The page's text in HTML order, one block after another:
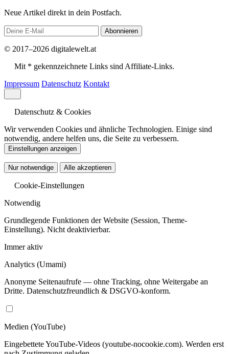
Neue Artikel direkt in dein Postfach.
Abonnieren
© 2017–2026 digitalewelt.at
Mit * gekennzeichnete Links sind Affiliate-Links.
Impressum Datenschutz Kontakt
Datenschutz & Cookies
Wir verwenden Cookies und ähnliche Technologien. Einige sind
notwendig, andere helfen uns, die Seite zu verbessern.
Einstellungen anzeigen
Nur notwendige Alle akzeptieren
Cookie-Einstellungen
Notwendig
Grundlegende Funktionen der Website (Session, Theme-
Einstellung). Nicht deaktivierbar.
Immer aktiv
Analytics (Umami)
Anonyme Seitenaufrufe — ohne Tracking, ohne Weitergabe an
Dritte. Datenschutzfreundlich & DSGVO-konform.
Medien (YouTube)
Eingebettete YouTube-Videos (youtube-nocookie.com). Werden erst